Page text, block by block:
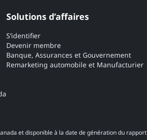
Solutions d’affaires
S’identifier
Devenir membre
Banque, Assurances et Gouvernement
Remarketing automobile et Manufacturier
et disponible à la date de génération du rapport